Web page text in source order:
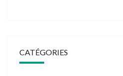
CATÉGORIES